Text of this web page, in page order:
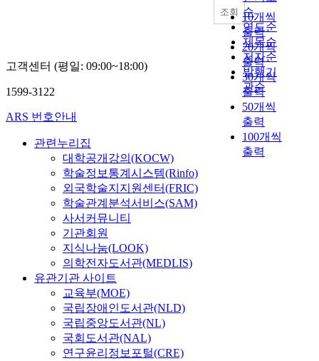
순
연도순
제목순
저자순
발행기
관순
10개씩
출력
20개씩
출력
30개씩
출력
50개씩
출력
100개씩
출력
조회
고객센터 (평일: 09:00~18:00)
1599-3122
ARS 번호안내
관련누리집
대학공개강의(KOCW)
학술정보통계시스템(Rinfo)
외국학술지지원센터(FRIC)
학술관계분석서비스(SAM)
사서커뮤니티
기관회원
지식나눔(LOOK)
의학전자도서관(MEDLIS)
유관기관 사이트
교육부(MOE)
국립장애인도서관(NLD)
국립중앙도서관(NL)
국회도서관(NAL)
연구윤리정보포털(CRE)